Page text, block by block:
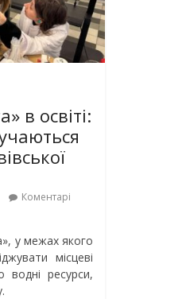
в освіті:
Коментарі
у межах якого
місцеві
ресурси,